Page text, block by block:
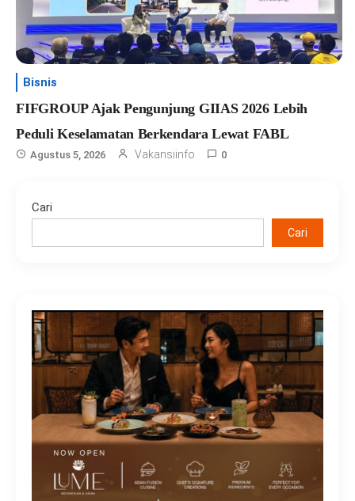
Bisnis
FIFGROUP Ajak Pengunjung GIIAS 2026 Lebih
Peduli Keselamatan Berkendara Lewat FABL
Agustus 5, 2026 Vakansiinfo 0
Cari
Cari